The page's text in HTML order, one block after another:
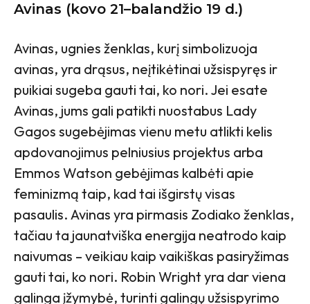
Avinas (kovo 21–balandžio 19 d.)
Avinas, ugnies ženklas, kurį simbolizuoja
avinas, yra drąsus, neįtikėtinai užsispyręs ir
puikiai sugeba gauti tai, ko nori. Jei esate
Avinas, jums gali patikti nuostabus Lady
Gagos sugebėjimas vienu metu atlikti kelis
apdovanojimus pelniusius projektus arba
Emmos Watson gebėjimas kalbėti apie
feminizmą taip, kad tai išgirstų visas
pasaulis. Avinas yra pirmasis Zodiako ženklas,
tačiau ta jaunatviška energija neatrodo kaip
naivumas – veikiau kaip vaikiškas pasiryžimas
gauti tai, ko nori. Robin Wright yra dar viena
galinga įžymybė, turinti galingų užsispyrimo